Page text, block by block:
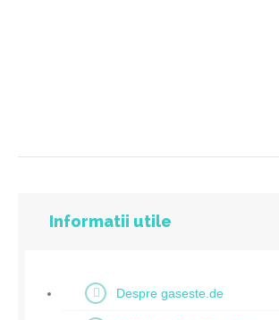
Informatii utile
Despre gaseste.de